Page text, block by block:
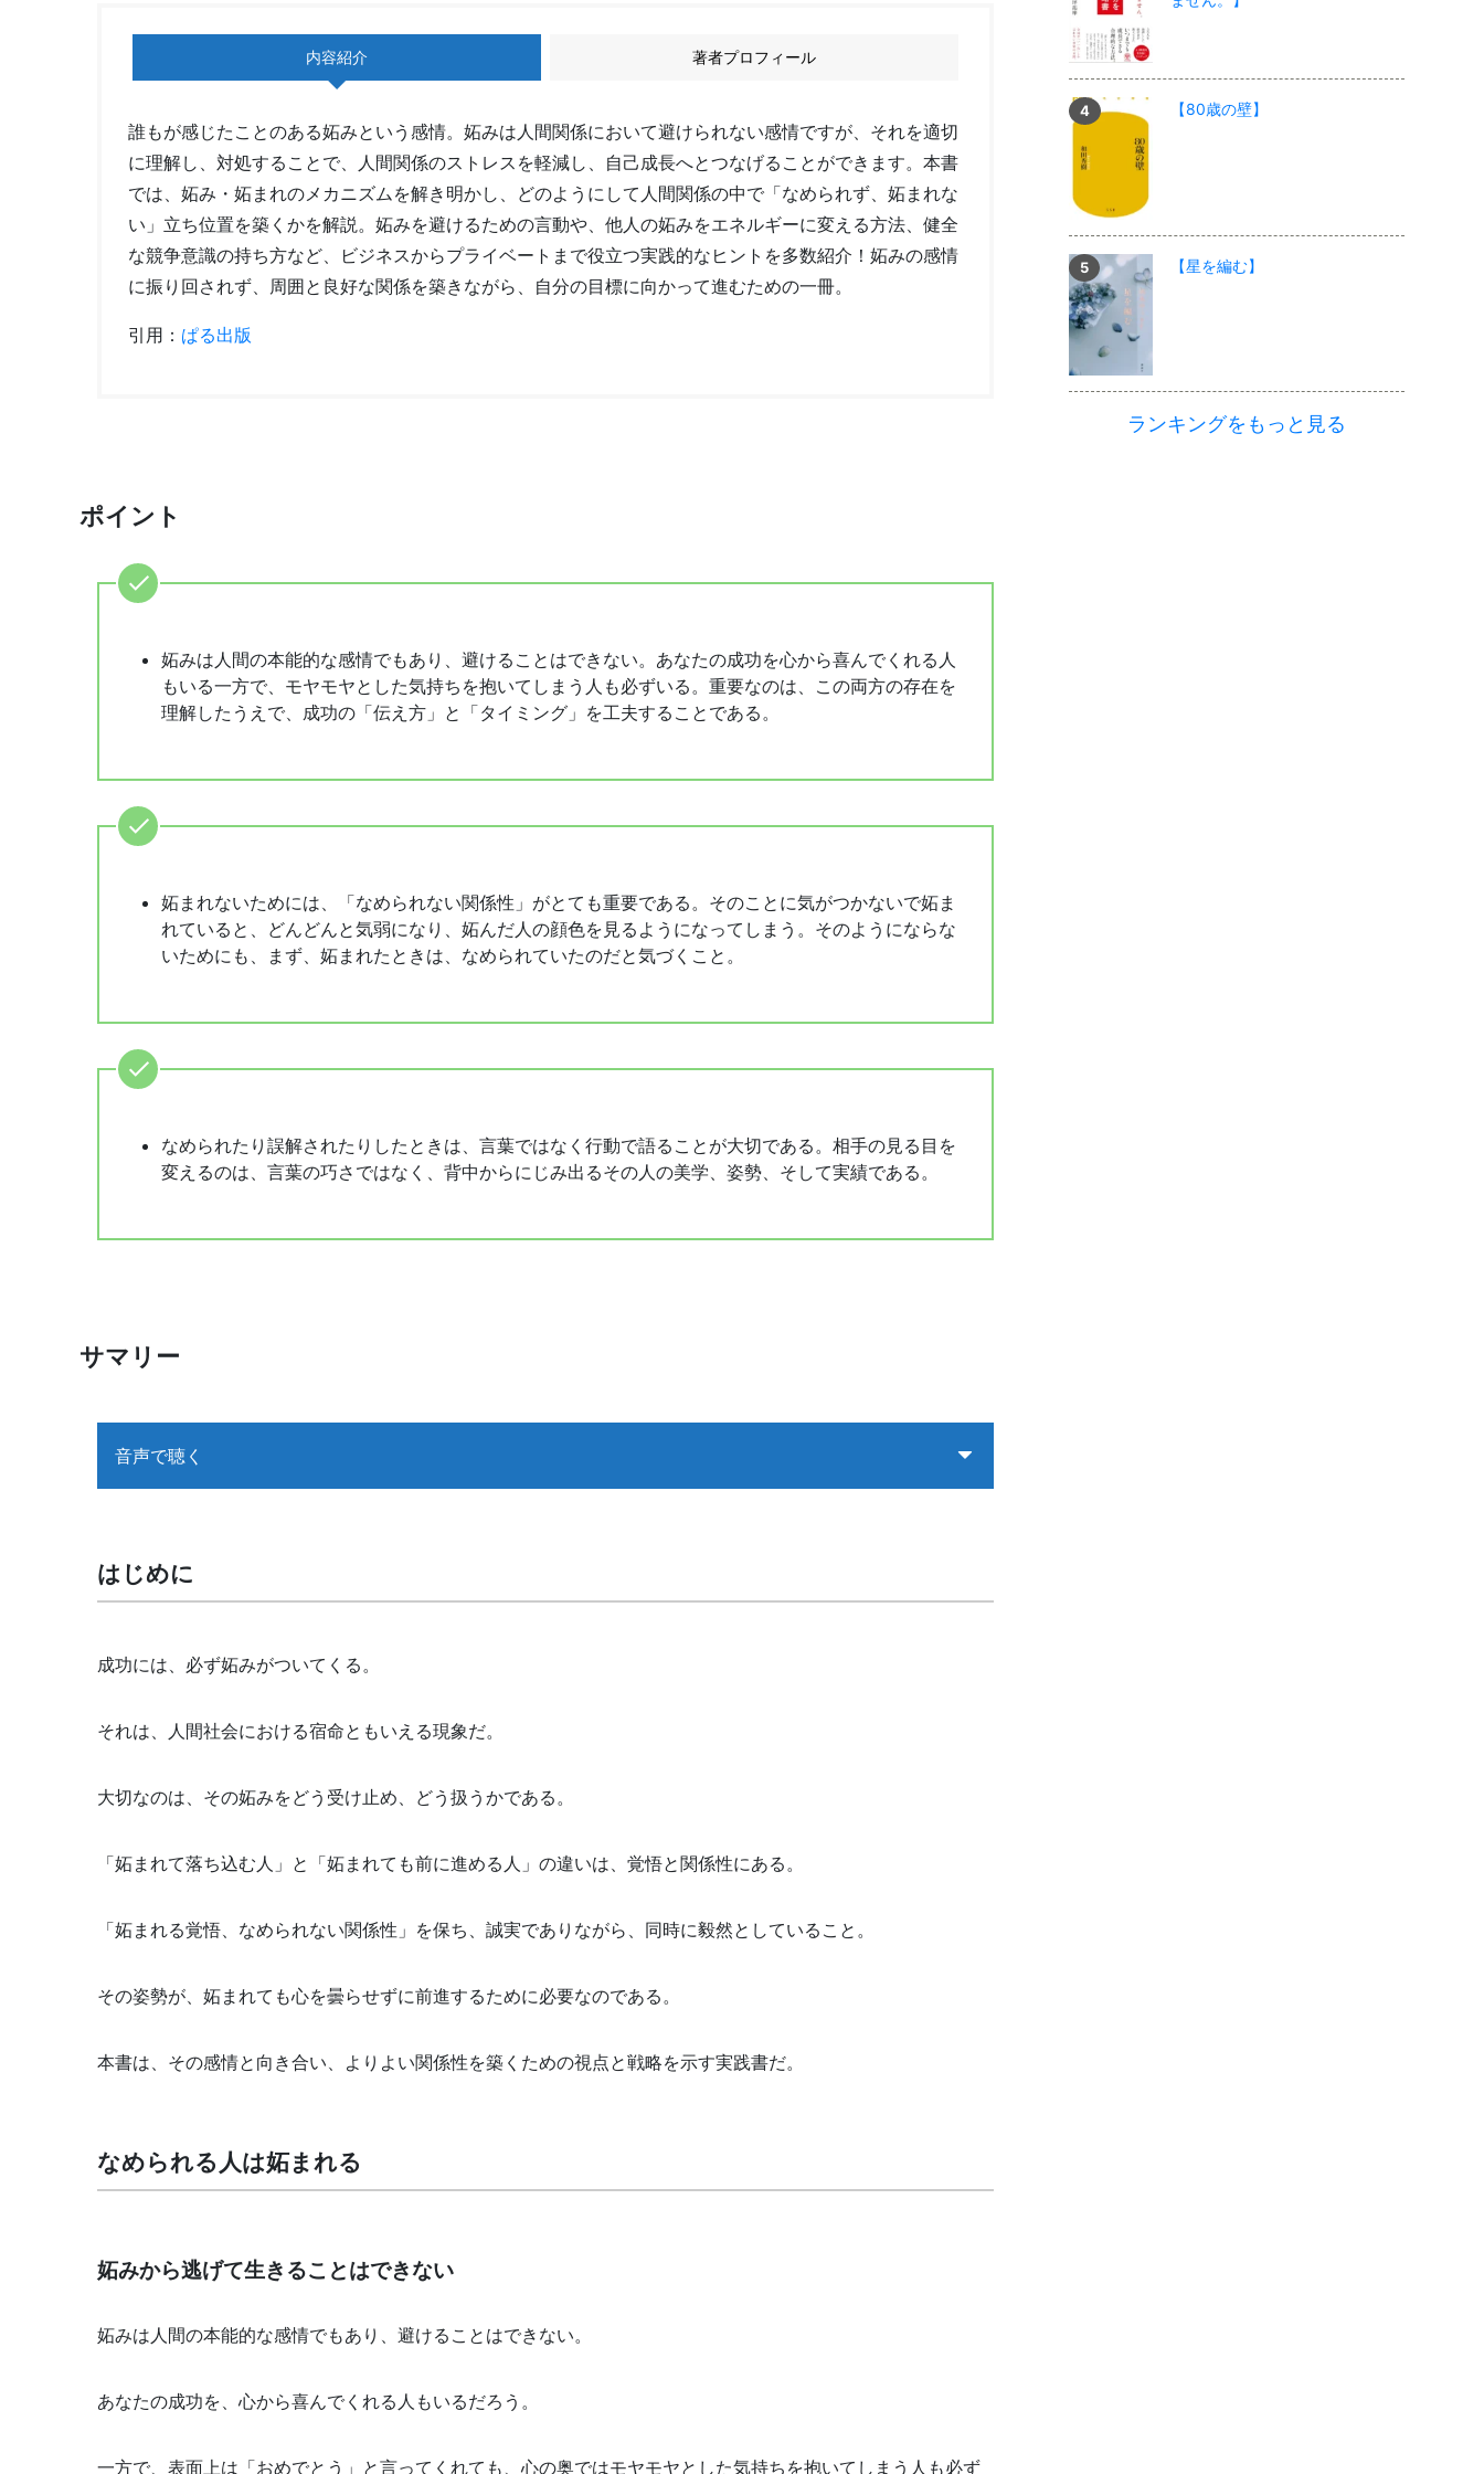
内容紹介 著者プロフィール
誰もが感じたことのある妬みという感情。妬みは人間関係において避けられない感情ですが、それを適切
に理解し、対処することで、人間関係のストレスを軽減し、自己成長へとつなげることができます。本書
では、妬み・妬まれのメカニズムを解き明かし、どのようにして人間関係の中で「なめられず、妬まれな
い」立ち位置を築くかを解説。妬みを避けるための言動や、他人の妬みをエネルギーに変える方法、健全
な競争意識の持ち方など、ビジネスからプライベートまで役立つ実践的なヒントを多数紹介！妬みの感情
に振り回されず、周囲と良好な関係を築きながら、自分の目標に向かって進むための一冊。
引用： ぱる出版
ポイント
妬みは人間の本能的な感情でもあり、避けることはできない。あなたの成功を心から喜んでくれる人
もいる一方で、モヤモヤとした気持ちを抱いてしまう人も必ずいる。重要なのは、この両方の存在を
理解したうえで、成功の「伝え方」と「タイミング」を工夫することである。
妬まれないためには、「なめられない関係性」がとても重要である。そのことに気がつかないで妬ま
れていると、どんどんと気弱になり、妬んだ人の顔色を見るようになってしまう。そのようにならな
いためにも、まず、妬まれたときは、なめられていたのだと気づくこと。
なめられたり誤解されたりしたときは、言葉ではなく行動で語ることが大切である。相手の見る目を
変えるのは、言葉の巧さではなく、背中からにじみ出るその人の美学、姿勢、そして実績である。
サマリー
音声で聴く
はじめに
成功には、必ず妬みがついてくる。
それは、人間社会における宿命ともいえる現象だ。
大切なのは、その妬みをどう受け止め、どう扱うかである。
「妬まれて落ち込む人」と「妬まれても前に進める人」の違いは、覚悟と関係性にある。
「妬まれる覚悟、なめられない関係性」を保ち、誠実でありながら、同時に毅然としていること。
その姿勢が、妬まれても心を曇らせずに前進するために必要なのである。
本書は、その感情と向き合い、よりよい関係性を築くための視点と戦略を示す実践書だ。
なめられる人は妬まれる
妬みから逃げて生きることはできない
妬みは人間の本能的な感情でもあり、避けることはできない。
あなたの成功を、心から喜んでくれる人もいるだろう。
一方で、表面上は「おめでとう」と言ってくれても、心の奥ではモヤモヤとした気持ちを抱いてしまう人も必ず
【80歳の壁】
【星を編む】
ランキングをもっと見る